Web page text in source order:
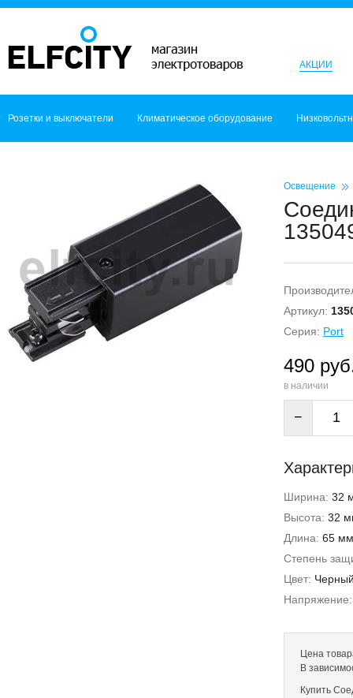
АКЦИИ
Розетки и выключатели Климатическое оборудование
Освещение
Артикул:
Серия: Port
490
в наличии
−
Ширина: 32
Высота: 32
Длина: 65 мм
Степень
Цвет:
Цена
В
Купить